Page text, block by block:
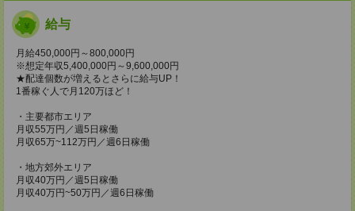
給与
月給450,000円～800,000円
※想定年収5,400,000円～9,600,000円
★配達個数が増えるとさらに給与UP！
1番稼ぐ人で月120万ほど！
・主要都市エリア
月収55万円／週5日稼働
月収65万~112万円／週6日稼働
・地方郊外エリア
月収40万円／週5日稼働
月収40万円~50万円／週6日稼働